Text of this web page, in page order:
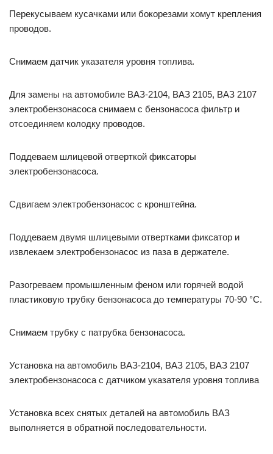
Перекусываем кусачками или бокорезами хомут крепления
проводов.
Снимаем датчик указателя уровня топлива.
Для замены на автомобиле ВАЗ-2104, ВАЗ 2105, ВАЗ 2107
электробензонасоса снимаем с бензонасоса фильтр и
отсоединяем колодку проводов.
Поддеваем шлицевой отверткой фиксаторы
электробензонасоса.
Сдвигаем электробензонасос с кронштейна.
Поддеваем двумя шлицевыми отвертками фиксатор и
извлекаем электробензонасос из паза в держателе.
Разогреваем промышленным феном или горячей водой
пластиковую трубку бензонасоса до температуры 70-90 °С.
Снимаем трубку с патрубка бензонасоса.
Установка на автомобиль ВАЗ-2104, ВАЗ 2105, ВАЗ 2107
электробензонасоса с датчиком указателя уровня топлива
Установка всех снятых деталей на автомобиль ВАЗ
выполняется в обратной последовательности.